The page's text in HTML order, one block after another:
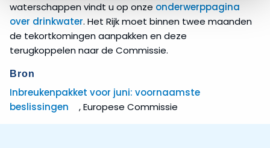
waterschappen vindt u op onze onderwerppagina
over drinkwater. Het Rijk moet binnen twee maanden
de tekortkomingen aanpakken en deze
terugkoppelen naar de Commissie.
Bron
Inbreukenpakket voor juni: voornaamste
beslissingen
, Europese Commissie